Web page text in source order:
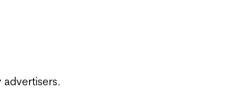
advertisers.